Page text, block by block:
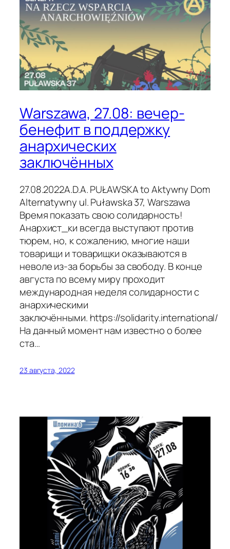
Warszawa, 27.08: вечер-
бенефит в поддержку
анархических
заключённых
27.08.2022A.D.A. PUŁAWSKA to Aktywny Dom
Alternatywny ul. Puławska 37, Warszawa
Время показать свою солидарность!
Анархист_ки всегда выступают против
тюрем, но, к сожалению, многие наши
товарищи и товарищки оказываются в
неволе из-за борьбы за свободу. В конце
августа по всему миру проходит
международная неделя солидарности с
анархическими
заключёнными. https://solidarity.international/
На данный момент нам известно о более
ста…
23 августа, 2022